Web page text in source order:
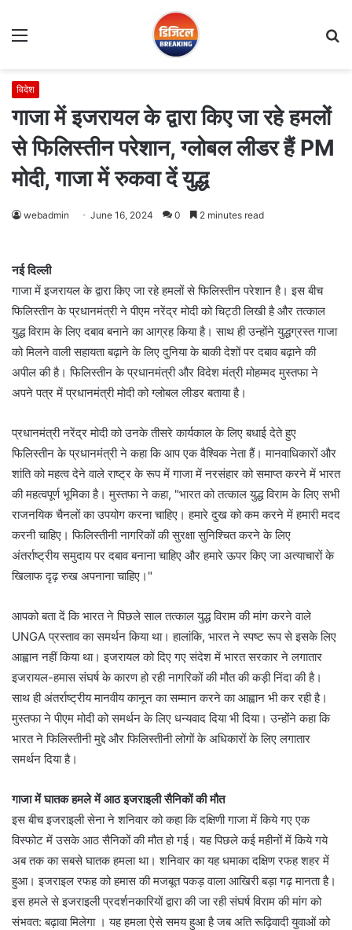
Menu
विदेश
गाजा में इजरायल के द्वारा किए जा रहे हमलों
से फिलिस्तीन परेशान, ग्लोबल लीडर हैं PM
मोदी, गाजा में रुकवा दें युद्ध
webadmin June 16, 2024 0 2 minutes read
नई दिल्ली
गाजा में इजरायल के द्वारा किए जा रहे हमलों से फिलिस्तीन परेशान है। इस बीच
फिलिस्तीन के प्रधानमंत्री ने पीएम नरेंद्र मोदी को चिट्ठी लिखी है और तत्काल
युद्ध विराम के लिए दबाव बनाने का आग्रह किया है। साथ ही उन्होंने युद्धग्रस्त गाजा
को मिलने वाली सहायता बढ़ाने के लिए दुनिया के बाकी देशों पर दबाव बढ़ाने की
अपील की है। फिलिस्तीन के प्रधानमंत्री और विदेश मंत्री मोहम्मद मुस्तफा ने
अपने पत्र में प्रधानमंत्री मोदी को ग्लोबल लीडर बताया है।
प्रधानमंत्री नरेंद्र मोदी को उनके तीसरे कार्यकाल के लिए बधाई देते हुए
फिलिस्तीन के प्रधानमंत्री ने कहा कि आप एक वैश्विक नेता हैं। मानवाधिकारों और
शांति को महत्व देने वाले राष्ट्र के रूप में गाजा में नरसंहार को समाप्त करने में भारत
की महत्वपूर्ण भूमिका है। मुस्तफा ने कहा, "भारत को तत्काल युद्ध विराम के लिए सभी
राजनयिक चैनलों का उपयोग करना चाहिए। हमारे दुख को कम करने में हमारी मदद
करनी चाहिए। फिलिस्तीनी नागरिकों की सुरक्षा सुनिश्चित करने के लिए
अंतर्राष्ट्रीय समुदाय पर दबाव बनाना चाहिए और हमारे ऊपर किए जा अत्याचारों के
खिलाफ दृढ़ रुख अपनाना चाहिए।"
आपको बता दें कि भारत ने पिछले साल तत्काल युद्ध विराम की मांग करने वाले
UNGA प्रस्ताव का समर्थन किया था। हालांकि, भारत ने स्पष्ट रूप से इसके लिए
आह्वान नहीं किया था। इजरायल को दिए गए संदेश में भारत सरकार ने लगातार
इजरायल-हमास संघर्ष के कारण हो रही नागरिकों की मौत की कड़ी निंदा की है।
साथ ही अंतर्राष्ट्रीय मानवीय कानून का सम्मान करने का आह्वान भी कर रही है।
मुस्तफा ने पीएम मोदी को समर्थन के लिए धन्यवाद दिया भी दिया। उन्होंने कहा कि
भारत ने फिलिस्तीनी मुद्दे और फिलिस्तीनी लोगों के अधिकारों के लिए लगातार
समर्थन दिया है।
गाजा में घातक हमले में आठ इजराइली सैनिकों की मौत
इस बीच इजराइली सेना ने शनिवार को कहा कि दक्षिणी गाजा में किये गए एक
विस्फोट में उसके आठ सैनिकों की मौत हो गई। यह पिछले कई महीनों में किये गये
अब तक का सबसे घातक हमला था। शनिवार का यह धमाका दक्षिण रफह शहर में
हुआ। इजराइल रफह को हमास की मजबूत पकड़ वाला आखिरी बड़ा गढ़ मानता है।
इस हमले से इजराइली प्रदर्शनकारियों द्वारा की जा रही संघर्ष विराम की मांग को
संभवत: बढ़ावा मिलेगा । यह हमला ऐसे समय हुआ है जब अति रूढ़िवादी युवाओं को